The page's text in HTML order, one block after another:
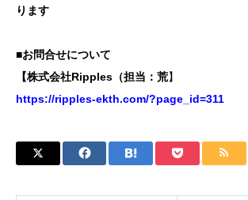
ります
■お問合せについて
【株式会社Ripples（担当：荒】
https://ripples-ekth.com/?page_id=311